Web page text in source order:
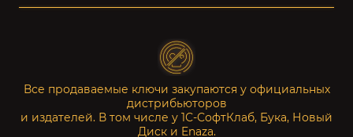
Все продаваемые ключи закупаются у официальных
дистрибьюторов
и издателей. В том числе у 1С-СофтКлаб, Бука, Новый
Диск и Enaza.